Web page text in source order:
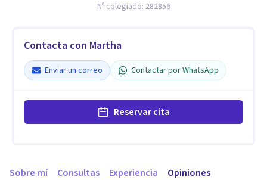
Nº colegiado: 282856
Contacta con Martha
Enviar un correo Contactar por WhatsApp
Reservar cita
Sobre mí Consultas Experiencia Opiniones